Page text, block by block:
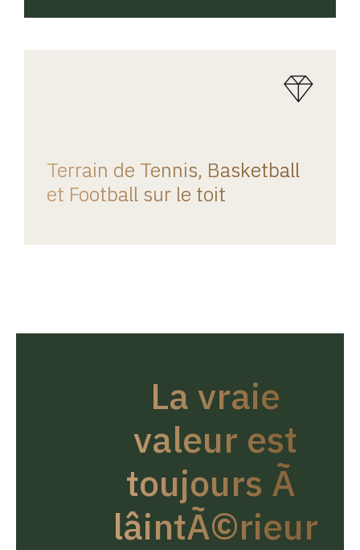
Terrain de Tennis, Basketball
et Football sur le toit
La vraie
valeur est
toujours Ã
lâintÃ©rieur